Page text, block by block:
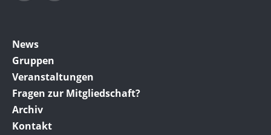
News
Gruppen
Veranstaltungen
Fragen zur Mitgliedschaft?
Archiv
Kontakt